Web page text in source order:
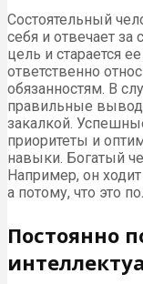
Состоятельный
себя и отвечает за
цель и старается
ответственно
обязанностям. В
правильные
закалкой.
приоритеты и
навыки. Богатый
Например, он
а потому, что это
Постоянно